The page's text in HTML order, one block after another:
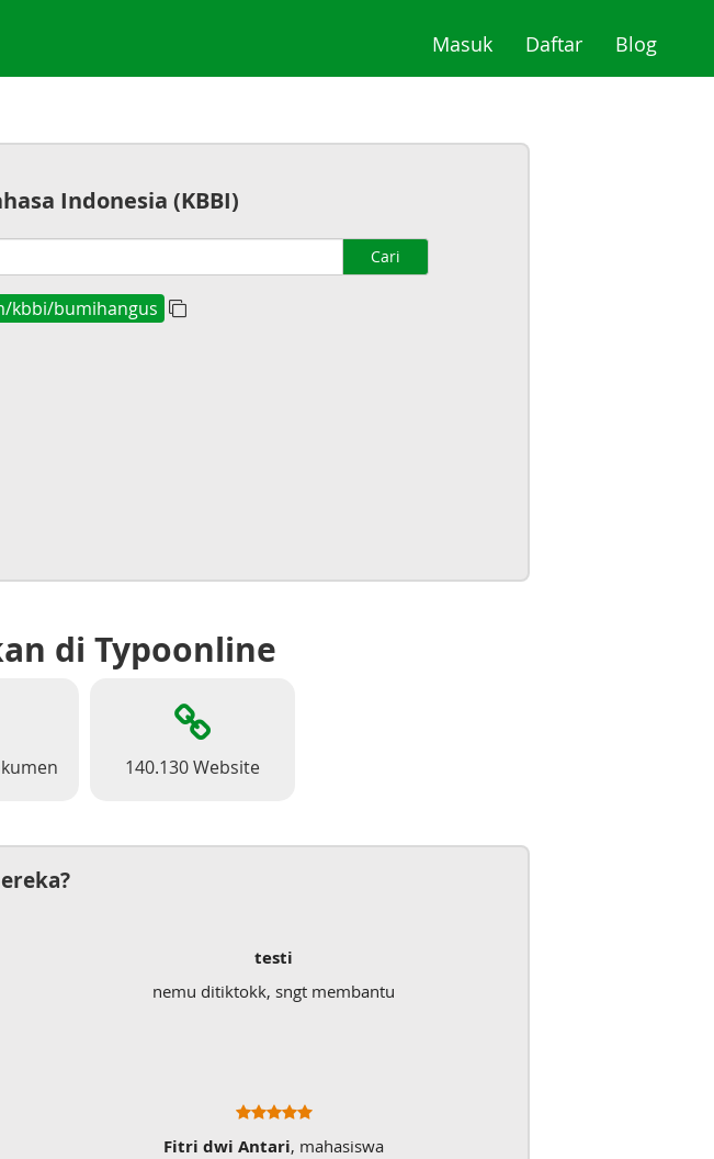
Masuk(current)
Daftar(current)
Blog
Indonesia (KBBI)
Cari
kbbi/bumihangus
di Typoonline
140.130 Website
testi
nemu ditiktokk, sngt membantu
Fitri dwi Antari, mahasiswa